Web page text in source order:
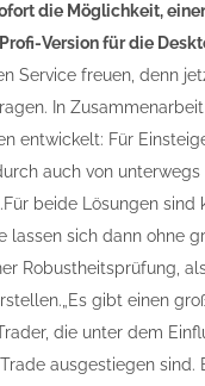
die Möglichkeit,
Version für die
Service freuen, denn
In
entwickelt: Für
auch von
beide Lösungen
sich dann ohne
Robustheitsprüfung,
gibt einen
die unter dem
ausgestiegen